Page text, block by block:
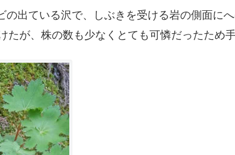
の出ている沢で、しぶきを受ける岩の側面に
たが、株の数も少なくとても可憐だったため